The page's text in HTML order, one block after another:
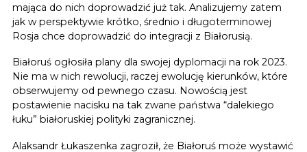
mająca do nich doprowadzić już tak. Analizujemy zatem
jak w perspektywie krótko, średnio i długoterminowej
Rosja chce doprowadzić do integracji z Białorusią.
Białoruś ogłosiła plany dla swojej dyplomacji na rok 2023.
Nie ma w nich rewolucji, raczej ewolucję kierunków, które
obserwujemy od pewnego czasu. Nowością jest
postawienie nacisku na tak zwane państwa “dalekiego
łuku” białoruskiej polityki zagranicznej.
Alaksandr Łukaszenka zagroził, że Białoruś może wystawić